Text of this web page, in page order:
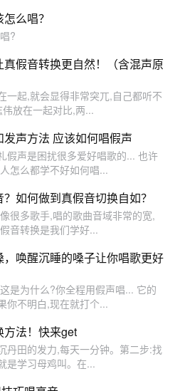
么唱？
?
假音转换更自然！（含混声原
一起,就会显得非常突兀,自己都听不
放在一起对比,两...
声方法 应该如何唱假声
假声是困扰很多爱好唱歌的... 也许
怎么都学不好如何唱...
如何做到真假音切换自如？
很多歌手,唱的歌曲音域非常的宽,
音转换是我们学好...
唤醒沉睡的嗓子让你唱歌更好
是为什么?你全程用假声唱... 它的
你不明白,现在就打个...
方法！快来get
丹田的发力,每天一分钟。第二步:找
是学习母鸡叫。在...